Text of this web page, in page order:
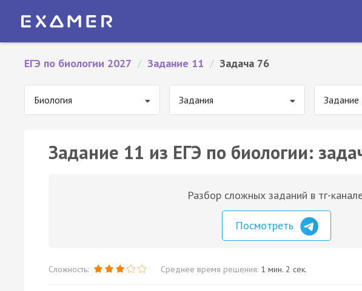
ЕГЭ по биологии 2027 / Задание 11 / Задача 76
Биология Задания Задание
Задание 11 из ЕГЭ по биологии:
Разбор сложных заданий в тг-
Посмотреть
Сложность: Среднее время решения: 1 мин. 2 сек.